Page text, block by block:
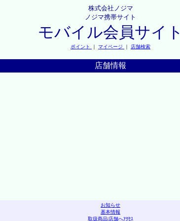
株式会社ノジマ
ノジマ携帯サイト
モバイル会員サイト
ポイント ｜ マイページ ｜ 店舗検索
店舗情報
お知らせ
基本情報
取扱商品|店舗へｱｸｾｽ